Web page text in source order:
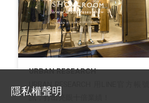
URBAN RESEARCH
URBAN RESEARCH 用LINE官方帳
訊，打出亮眼十倍業績！
隱私權聲明